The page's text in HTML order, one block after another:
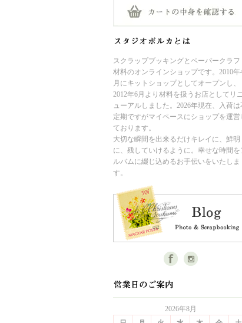
スクラップブッキングとペーパークラフ
材料のオンラインショップです。2010年
月にキットショップとしてオープンし、
2012年6月より材料を扱うお店としてリ
ューアルしました。2026年現在、入荷は
定期ですがマイペースにショップを運営
ております。
大切な瞬間を出来るだけキレイに、鮮明
に、残していけるように。幸せな時間を
ルバムに綴じ込めるお手伝いをいたしま
す。
2026年8月